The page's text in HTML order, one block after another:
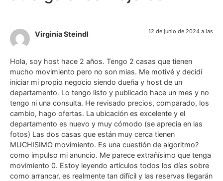
Virginia Steindl 12 de junio de 2024 a las
Hola, soy host hace 2 años. Tengo 2 casas que tienen
mucho movimiento pero no son mias. Me motivé y decidí
iniciar mi propio negocio siendo dueña y host de un
departamento. Lo tengo listo y publicado hace un mes y no
tengo ni una consulta. He revisado precios, comparado, los
cambio, hago ofertas. La ubicación es excelente y el
departamento es nuevo y muy cómodo (se aprecia en las
fotos) Las dos casas que están muy cerca tienen
MUCHISIMO movimiento. Es una cuestión de algoritmo?
como impulso mi anuncio. Me parece extrañísimo que tenga
movimiento 0. Estoy leyendo artículos todos los días sobre
como arrancar, es realmente tan difícil y las reservas llegarán